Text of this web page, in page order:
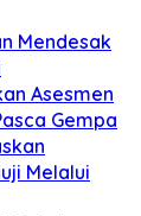
Mendesak
Asesmen
Gempa
Melalui